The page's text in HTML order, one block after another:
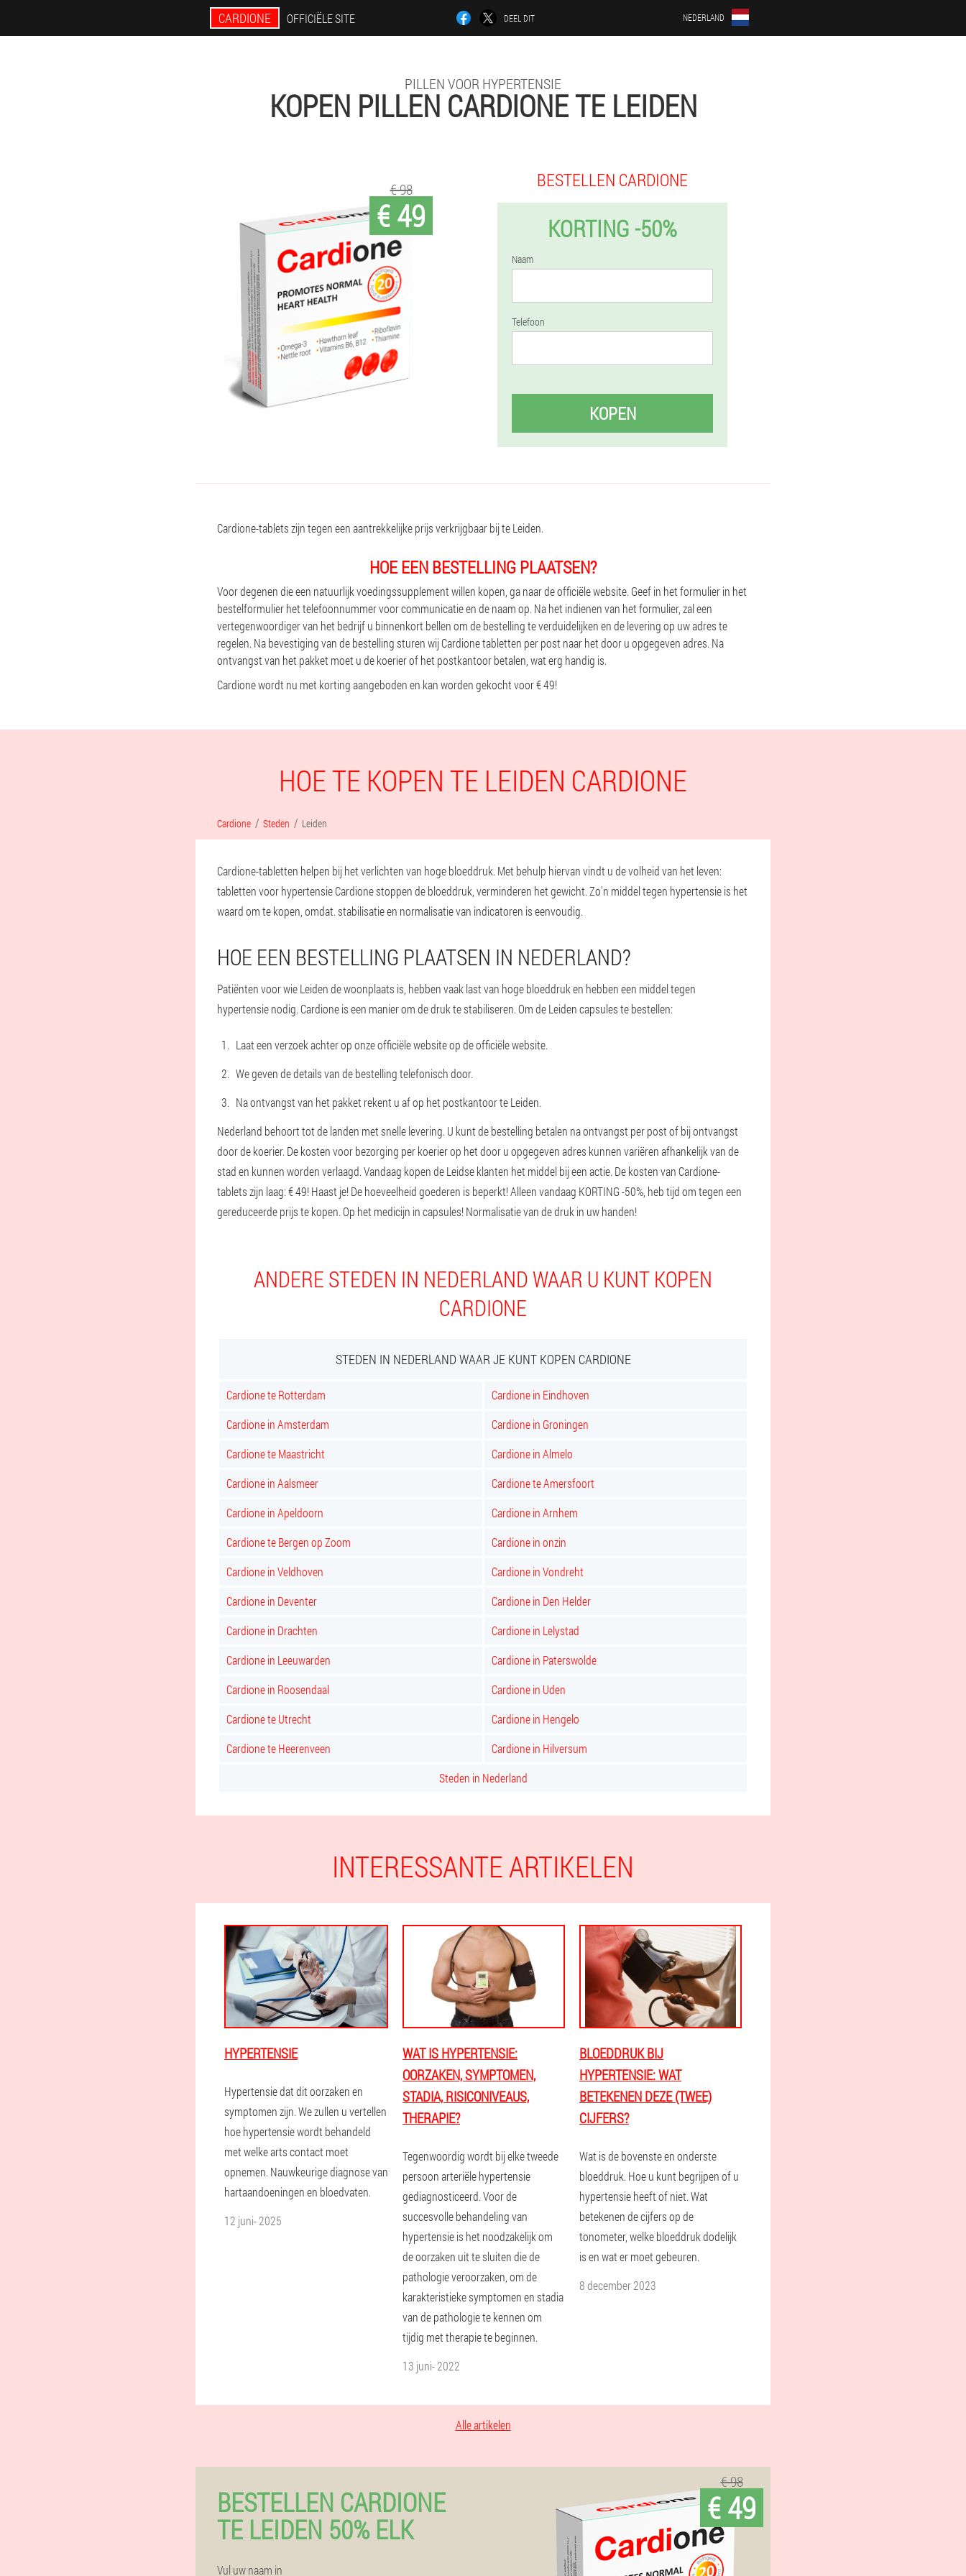
CARDIONE OFFICIËLE SITE DEEL DIT NEDERLAND
PILLEN VOOR HYPERTENSIE
KOPEN PILLEN CARDIONE TE LEIDEN
€ 49
€ 98 BESTELLEN CARDIONE
KORTING -50%
Naam
Telefoon
KOPEN
Cardione-tablets zijn tegen een aantrekkelijke prijs verkrijgbaar bij te Leiden.
HOE EEN BESTELLING PLAATSEN?
Voor degenen die een natuurlijk voedingssupplement willen kopen, ga naar de officiële website. Geef in het formulier in het
bestelformulier het telefoonnummer voor communicatie en de naam op. Na het indienen van het formulier, zal een
vertegenwoordiger van het bedrijf u binnenkort bellen om de bestelling te verduidelijken en de levering op uw adres te
regelen. Na bevestiging van de bestelling sturen wij Cardione tabletten per post naar het door u opgegeven adres. Na
ontvangst van het pakket moet u de koerier of het postkantoor betalen, wat erg handig is.
Cardione wordt nu met korting aangeboden en kan worden gekocht voor € 49!
HOE TE KOPEN TE LEIDEN CARDIONE
Cardione Steden Leiden
Cardione-tabletten helpen bij het verlichten van hoge bloeddruk. Met behulp hiervan vindt u de volheid van het leven:
tabletten voor hypertensie Cardione stoppen de bloeddruk, verminderen het gewicht. Zo'n middel tegen hypertensie is het
waard om te kopen, omdat. stabilisatie en normalisatie van indicatoren is eenvoudig.
HOE EEN BESTELLING PLAATSEN IN NEDERLAND?
Patiënten voor wie Leiden de woonplaats is, hebben vaak last van hoge bloeddruk en hebben een middel tegen
hypertensie nodig. Cardione is een manier om de druk te stabiliseren. Om de Leiden capsules te bestellen:
Laat een verzoek achter op onze officiële website op de officiële website.
We geven de details van de bestelling telefonisch door.
Na ontvangst van het pakket rekent u af op het postkantoor te Leiden.
Nederland behoort tot de landen met snelle levering. U kunt de bestelling betalen na ontvangst per post of bij ontvangst
door de koerier. De kosten voor bezorging per koerier op het door u opgegeven adres kunnen variëren afhankelijk van de
stad en kunnen worden verlaagd. Vandaag kopen de Leidse klanten het middel bij een actie. De kosten van Cardione-
tablets zijn laag: € 49! Haast je! De hoeveelheid goederen is beperkt! Alleen vandaag KORTING -50%, heb tijd om tegen een
gereduceerde prijs te kopen. Op het medicijn in capsules! Normalisatie van de druk in uw handen!
ANDERE STEDEN IN NEDERLAND WAAR U KUNT KOPEN
CARDIONE
STEDEN IN NEDERLAND WAAR JE KUNT KOPEN CARDIONE
Cardione te Rotterdam
Cardione in Eindhoven
Cardione in Amsterdam
Cardione in Groningen
Cardione te Maastricht
Cardione in Almelo
Cardione in Aalsmeer
Cardione te Amersfoort
Cardione in Apeldoorn
Cardione in Arnhem
Cardione te Bergen op Zoom
Cardione in onzin
Cardione in Veldhoven
Cardione in Vondreht
Cardione in Deventer
Cardione in Den Helder
Cardione in Drachten
Cardione in Lelystad
Cardione in Leeuwarden
Cardione in Paterswolde
Cardione in Roosendaal
Cardione in Uden
Cardione te Utrecht
Cardione in Hengelo
Cardione te Heerenveen
Cardione in Hilversum
Steden in Nederland
INTERESSANTE ARTIKELEN
HYPERTENSIE
Hypertensie dat dit oorzaken en
symptomen zijn. We zullen u vertellen
hoe hypertensie wordt behandeld
met welke arts contact moet
opnemen. Nauwkeurige diagnose van
hartaandoeningen en bloedvaten.
12 juni- 2025
WAT IS HYPERTENSIE:
OORZAKEN, SYMPTOMEN,
STADIA, RISICONIVEAUS,
THERAPIE?
Tegenwoordig wordt bij elke tweede
persoon arteriële hypertensie
gediagnosticeerd. Voor de
succesvolle behandeling van
hypertensie is het noodzakelijk om
de oorzaken uit te sluiten die de
pathologie veroorzaken, om de
karakteristieke symptomen en stadia
van de pathologie te kennen om
tijdig met therapie te beginnen.
13 juni- 2022
BLOEDDRUK BIJ
HYPERTENSIE: WAT
BETEKENEN DEZE (TWEE)
CIJFERS?
Wat is de bovenste en onderste
bloeddruk. Hoe u kunt begrijpen of u
hypertensie heeft of niet. Wat
betekenen de cijfers op de
tonometer, welke bloeddruk dodelijk
is en wat er moet gebeuren.
8 december 2023
Alle artikelen
BESTELLEN CARDIONE
TE LEIDEN 50% ELK
Vul uw naam in
€ 98
€ 49